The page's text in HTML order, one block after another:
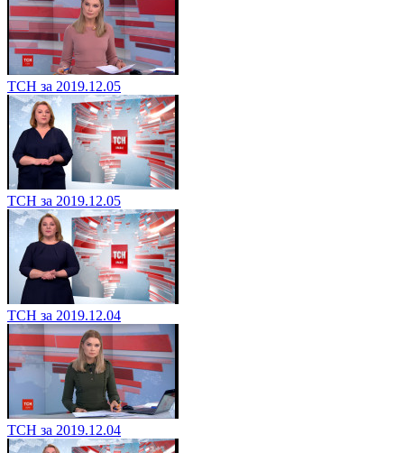
ТСН за 2019.12.05
ТСН за 2019.12.05
ТСН за 2019.12.04
ТСН за 2019.12.04